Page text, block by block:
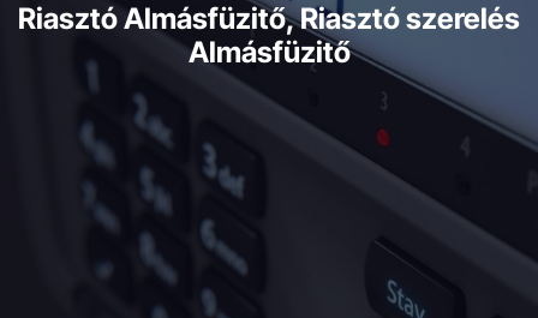
Riasztó Almásfüzitő, Riasztó szerelés
Almásfüzitő